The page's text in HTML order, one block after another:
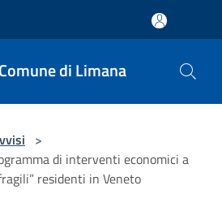
Comune di Limana
>
di interventi economici a
residenti in Veneto